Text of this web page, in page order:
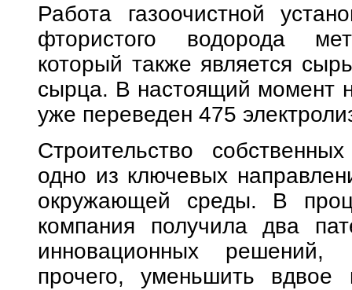
Работа газоочистной
фтористого водорода
который также является
сырца. В настоящий момент
уже переведен 475
Строительство
одно из ключевых
окружающей среды. В
компания получила два
инновационных решений,
прочего, уменьшить вдвое